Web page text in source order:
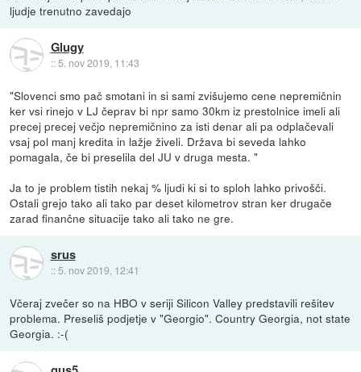
ljudje trenutno zavedajo
Glugy
::5. nov 2019, 11:43
"Slovenci smo pač smotani in si sami zvišujemo cene nepremičnin
ker vsi rinejo v LJ čeprav bi npr samo 30km iz prestolnice imeli ali
precej precej večjo nepremičnino za isti denar ali pa odplačevali
vsaj pol manj kredita in lažje živeli. Država bi seveda lahko
pomagala, če bi preselila del JU v druga mesta. "
Ja to je problem tistih nekaj % ljudi ki si to sploh lahko privošči.
Ostali grejo tako ali tako par deset kilometrov stran ker drugače
zarad finančne situacije tako ali tako ne gre.
srus
:: 5. nov 2019, 12:41
Včeraj zvečer so na HBO v seriji Silicon Valley predstavili rešitev
problema. Preseliš podjetje v "Georgio". Country Georgia, not state
Georgia. :-(